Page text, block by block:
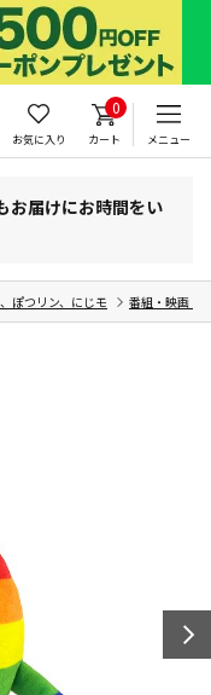
お気に入り
0
カート メニュー
お届けにお時間をい
ぽつリン、にじモ 番組・映画・